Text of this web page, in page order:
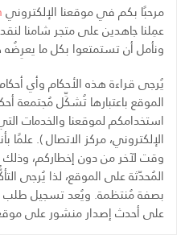
مرحبًا بكم في موقعنا الإلكتروني
عمِلنا جاهدين على متجر شامنا
ونأمل أن تستمتعوا بكل ما
يُرجى قراءة هذه الأحكام وأي
الموقع باعتبارها تُشكِّل مُجتمعة
استخدامكم لموقعنا والخدمات
الإلكتروني، مركز الاتصال ). علمًا
وقت لآخر من دون إخطاركم،
المُحدّثة على الموقع، لذا يُرجى
بصفة مُنتظمة. ويُعد تسجيل طلب
على أحدث إصدار منشور على